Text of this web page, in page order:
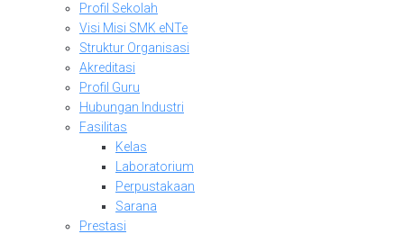
Profil Sekolah
Visi Misi SMK eNTe
Struktur Organisasi
Akreditasi
Profil Guru
Hubungan Industri
Fasilitas
Kelas
Laboratorium
Perpustakaan
Sarana
Prestasi